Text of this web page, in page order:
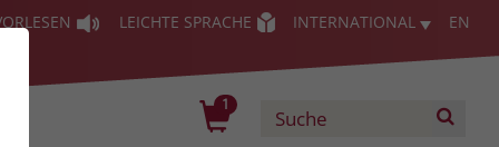
LEICHTE SPRACHE INTERNATIONAL EN
1